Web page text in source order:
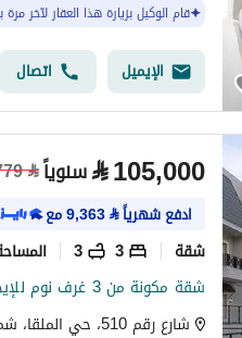
قام الوكيل بزيارة هذا العقار لآخر مرة بتاريخ
الإيميل اتصال
⃁105,000 سنوياً⃁
ادفع شهرياً⃁
9,363مع
شقة 3
3
شقة مكونة من 3 غرف نوم للإيجار في الملقا، الرياض
شارع رقم 510، حي الملقا، شمال الرياض، الرياض